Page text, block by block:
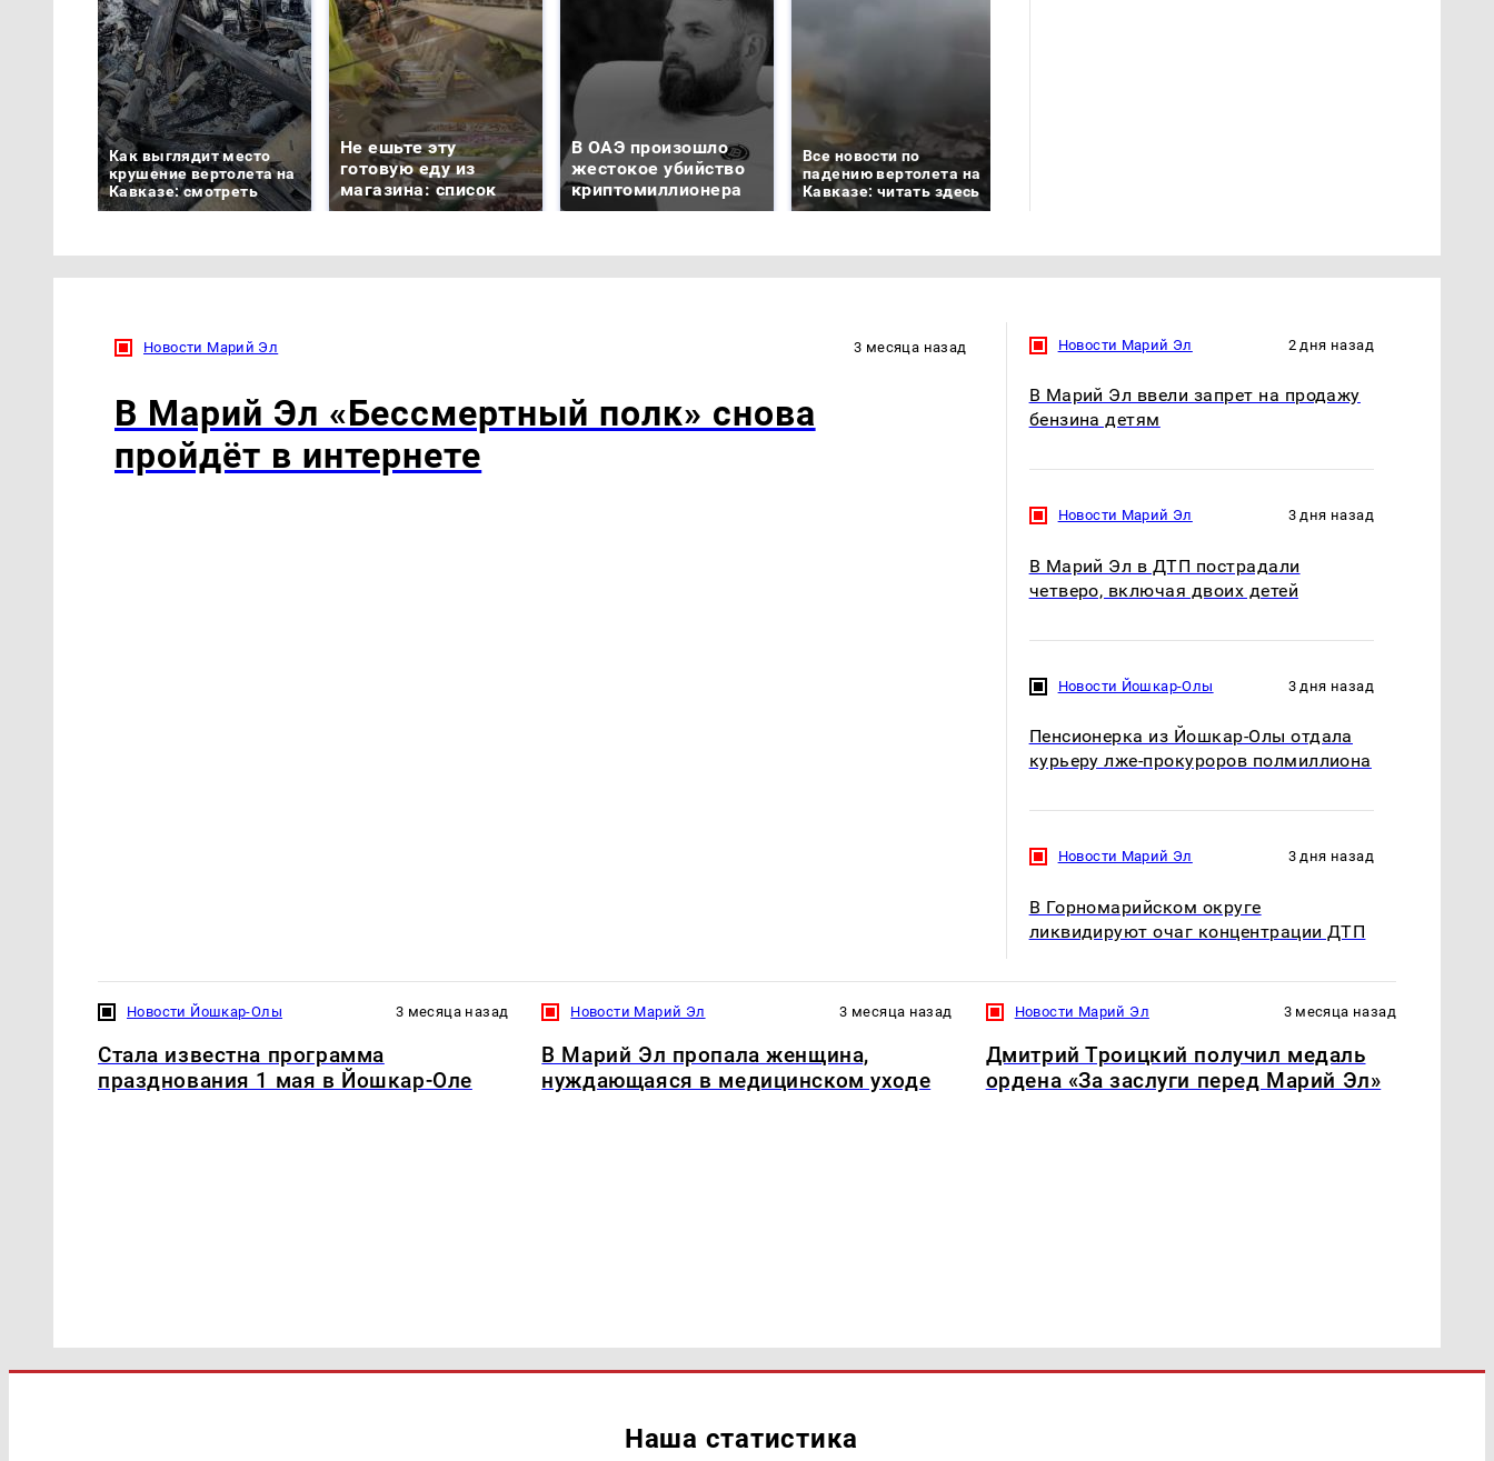
Как выглядит место
крушение вертолета на
Кавказе: смотреть
Не ешьте эту
готовую еду из
магазина: список
В ОАЭ произошло
жестокое убийство
криптомиллионера
Все новости по
падению вертолета на
Кавказе: читать здесь
Новости Марий Эл 3 месяца назад
В Марий Эл «Бессмертный полк» снова
пройдёт в интернете
Новости Марий Эл 2 дня назад
В Марий Эл ввели запрет на продажу
бензина детям
Новости Марий Эл 3 дня назад
В Марий Эл в ДТП пострадали
четверо, включая двоих детей
Новости Йошкар-Олы 3 дня назад
Пенсионерка из Йошкар-Олы отдала
курьеру лже-прокуроров полмиллиона
Новости Марий Эл 3 дня назад
В Горномарийском округе
ликвидируют очаг концентрации ДТП
Новости Йошкар-Олы 3 месяца назад
Стала известна программа
празднования 1 мая в Йошкар-Оле
Новости Марий Эл 3 месяца назад
В Марий Эл пропала женщина,
нуждающаяся в медицинском уходе
Новости Марий Эл 3 месяца назад
Дмитрий Троицкий получил медаль
ордена «За заслуги перед Марий Эл»
Наша статистика